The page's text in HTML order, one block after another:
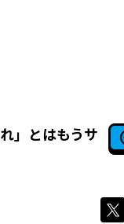
」とはもうサ